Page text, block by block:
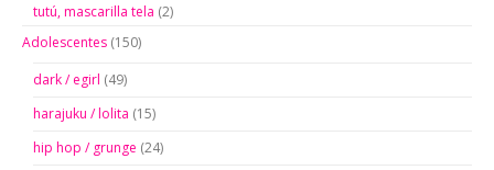
tutú, mascarilla tela (2)
Adolescentes (150)
dark / egirl (49)
harajuku / lolita (15)
hip hop / grunge (24)